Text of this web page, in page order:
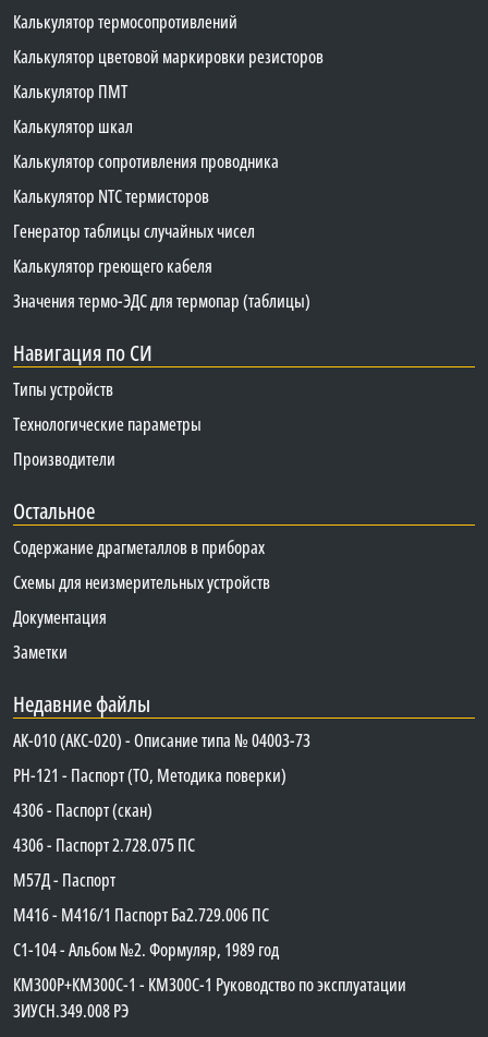
Калькулятор термосопротивлений
Калькулятор цветовой маркировки резисторов
Калькулятор ПМТ
Калькулятор шкал
Калькулятор сопротивления проводника
Калькулятор NTC термисторов
Генератор таблицы случайных чисел
Калькулятор греющего кабеля
Значения термо-ЭДС для термопар (таблицы)
Навигация по СИ
Типы устройств
Технологические параметры
Производители
Остальное
Содержание драгметаллов в приборах
Схемы для неизмерительных устройств
Документация
Заметки
Недавние файлы
АК-010 (АКС-020) - Описание типа № 04003-73
PH-121 - Паспорт (ТО, Методика поверки)
4306 - Паспорт (скан)
4306 - Паспорт 2.728.075 ПС
М57Д - Паспорт
М416 - М416/1 Паспорт Ба2.729.006 ПС
C1-104 - Альбом №2. Формуляр, 1989 год
КМ300Р+КМ300С-1 - КМ300C-1 Руководство по эксплуатации
3ИУСН.349.008 РЭ